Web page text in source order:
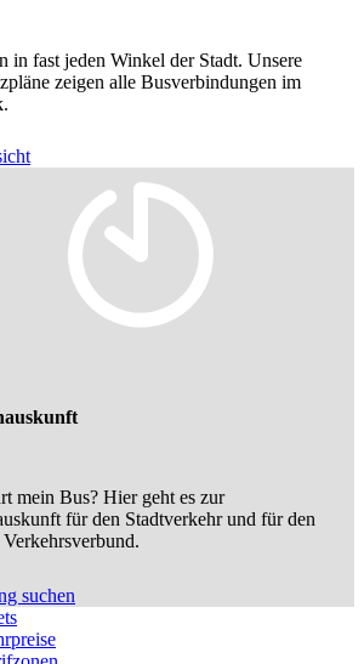
in fast jeden Winkel der Stadt. Unsere
zeigen alle Busverbindungen im
mein Bus? Hier geht es zur
für den Stadtverkehr und für den
Verkehrsverbund.
suchen